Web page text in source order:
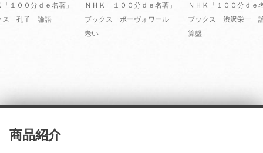
１００分ｄｅ名著」
ス 孔子 論語
ＮＨＫ「１００分ｄｅ名著」
ブックス ボーヴォワール
老い
ＮＨＫ「１００分ｄｅ
ブックス 渋沢栄一
算盤
商品紹介